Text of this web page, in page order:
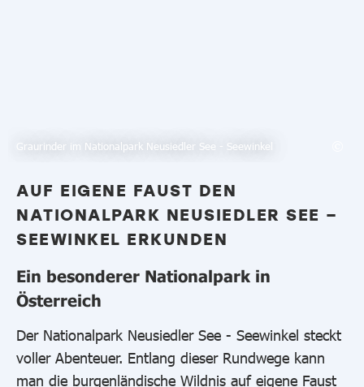
Graurinder im Nationalpark Neusiedler See - Seewinkel
AUF EIGENE FAUST DEN
NATIONALPARK NEUSIEDLER SEE –
SEEWINKEL ERKUNDEN
Ein besonderer Nationalpark in
Österreich
Der Nationalpark Neusiedler See - Seewinkel steckt
voller Abenteuer. Entlang dieser Rundwege kann
man die burgenländische Wildnis auf eigene Faust